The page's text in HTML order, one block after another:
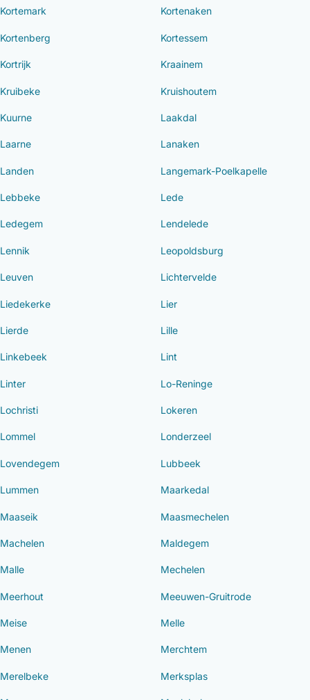
Kortemark Kortenaken
Kortenberg Kortessem
Kortrijk Kraainem
Kruibeke Kruishoutem
Kuurne Laakdal
Laarne Lanaken
Landen Langemark-Poelkapelle
Lebbeke Lede
Ledegem Lendelede
Lennik Leopoldsburg
Leuven Lichtervelde
Liedekerke Lier
Lierde Lille
Linkebeek Lint
Linter Lo-Reninge
Lochristi Lokeren
Lommel Londerzeel
Lovendegem Lubbeek
Lummen Maarkedal
Maaseik Maasmechelen
Machelen Maldegem
Malle Mechelen
Meerhout Meeuwen-Gruitrode
Meise Melle
Menen Merchtem
Merelbeke Merksplas